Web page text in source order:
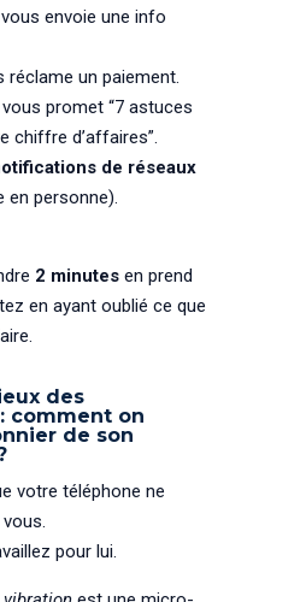
envoie une info
réclame un paiement.
promet “7 astuces
chiffre d’affaires”.
de réseaux
en personne).
2 minutesen prend
en ayant oublié ce que
des
comment on
de son
votre téléphone ne
pour lui.